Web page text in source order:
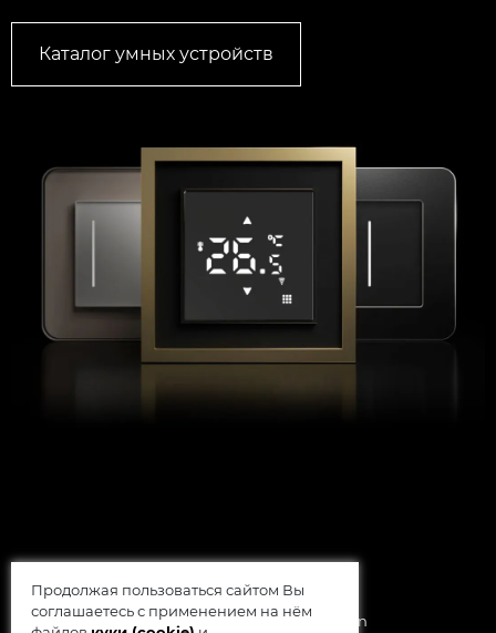
Каталог умных устройств
© 2014 - 2026 Werkel AB, Sweden
Продолжая пользоваться сайтом Вы
соглашаетесь с применением на нём